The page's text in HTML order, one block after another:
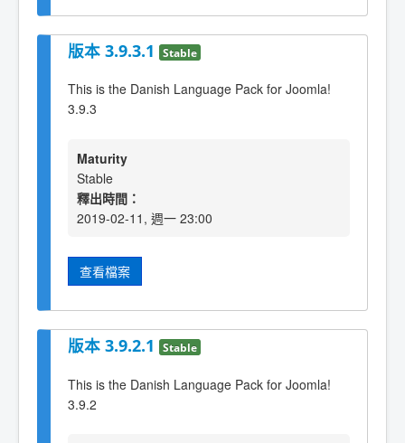
版本 3.9.3.1 Stable
This is the Danish Language Pack for Joomla!
3.9.3
Maturity
Stable
釋出時間：
2019-02-11, 週一 23:00
查看檔案
版本 3.9.2.1 Stable
This is the Danish Language Pack for Joomla!
3.9.2